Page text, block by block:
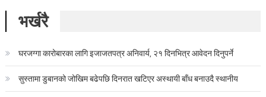
भर्खरै
घरजग्गा कारोबारका लागि इजाजतपत्र अनिवार्य, २१ दिनभित्र आवेदन दिनुपर्ने
सुस्तामा डुबानको जोखिम बढेपछि दिनरात खटिएर अस्थायी बाँध बनाउदै स्थानीय